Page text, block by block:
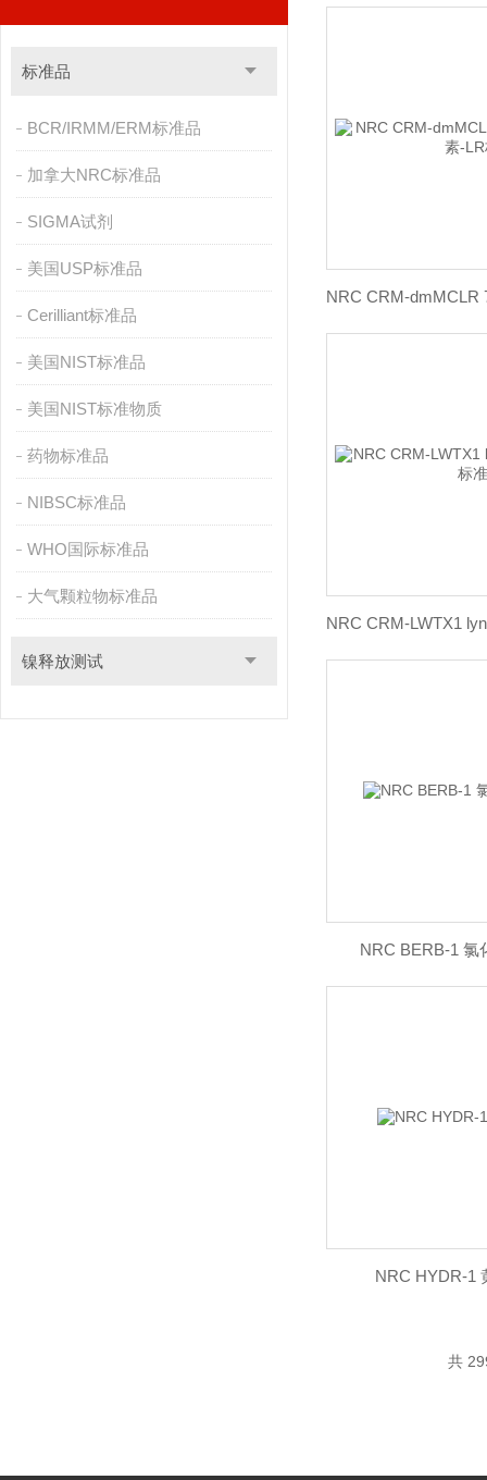
标准品
BCR/IRMM/ERM标准品
加拿大NRC标准品
SIGMA试剂
美国USP标准品
Cerilliant标准品
美国NIST标准品
美国NIST标准物质
药物标准品
NIBSC标准品
WHO国际标准品
大气颗粒物标准品
镍释放测试
NRC BERB-1 氯
NRC HYDR-1
共